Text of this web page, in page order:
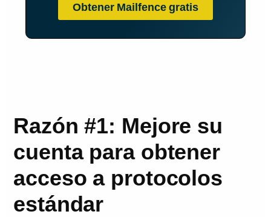
Obtener Mailfence gratis
Razón #1: Mejore su
cuenta para obtener
acceso a protocolos
estándar